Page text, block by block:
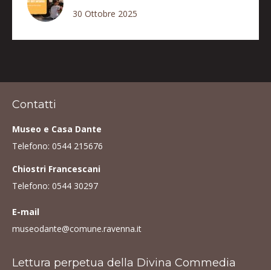
30 Ottobre 2025
Contatti
Museo e Casa Dante
Telefono: 0544 215676
Chiostri Francescani
Telefono: 0544 30297
E-mail
museodante@comune.ravenna.it
Lettura perpetua della Divina Commedia